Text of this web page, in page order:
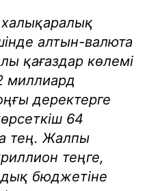
алтын-валюта
қағаздар көлемі
миллиард
деректерге
64
тең. Жалпы
теңге,
бюджетіне